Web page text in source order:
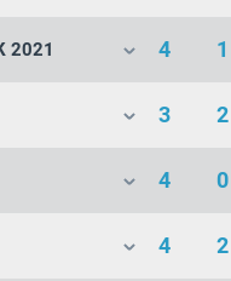
4 1
3 2
4 0
4 2